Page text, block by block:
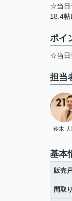
☆当日
18.4帖
ポイ
☆当日
担当
鈴木 大
基本
販売
間取